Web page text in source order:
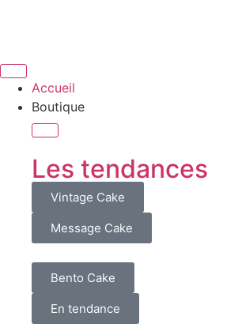
Accueil
Boutique
Les tendances
Vintage Cake
Message Cake
Bento Cake
En tendance